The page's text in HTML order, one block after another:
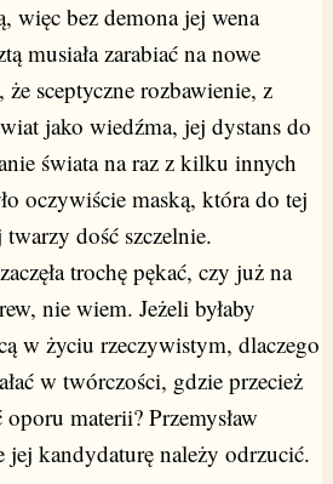
więc bez demona jej wena
musiała zarabiać na nowe
sceptyczne rozbawienie, z
jako wiedźma, jej dystans do
świata na raz z kilku innych
oczywiście maską, która do tej
dość szczelnie.
trochę pękać, czy już na
nie wiem. Jeżeli byłaby
w życiu rzeczywistym, dlaczego
w twórczości, gdzie przecież
materii? Przemysław
jej kandydaturę należy odrzucić.